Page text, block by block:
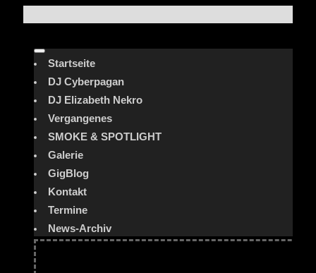
Startseite
DJ Cyberpagan
DJ Elizabeth Nekro
Vergangenes
SMOKE & SPOTLIGHT
Galerie
GigBlog
Kontakt
Termine
News-Archiv